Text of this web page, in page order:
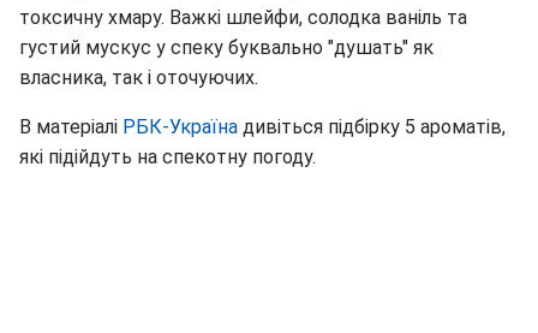
токсичну хмару. Важкі шлейфи, солодка ваніль та
густий мускус у спеку буквально "душать" як
власника, так і оточуючих.
В матеріалі РБК-Україна дивіться підбірку 5 ароматів,
які підійдуть на спекотну погоду.